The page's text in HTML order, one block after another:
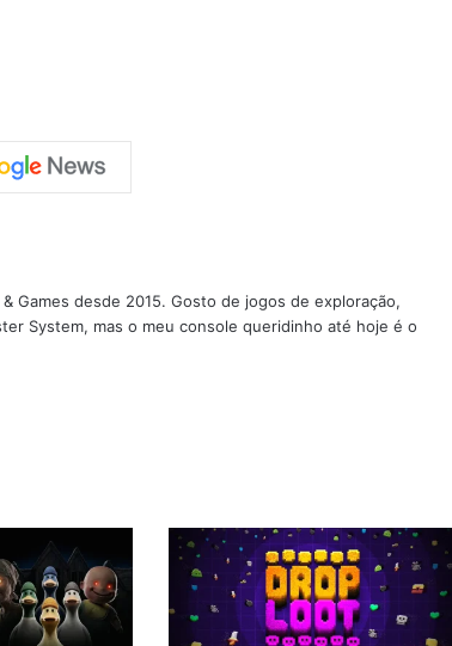
Games desde 2015. Gosto de jogos de exploração,
System, mas o meu console queridinho até hoje é o